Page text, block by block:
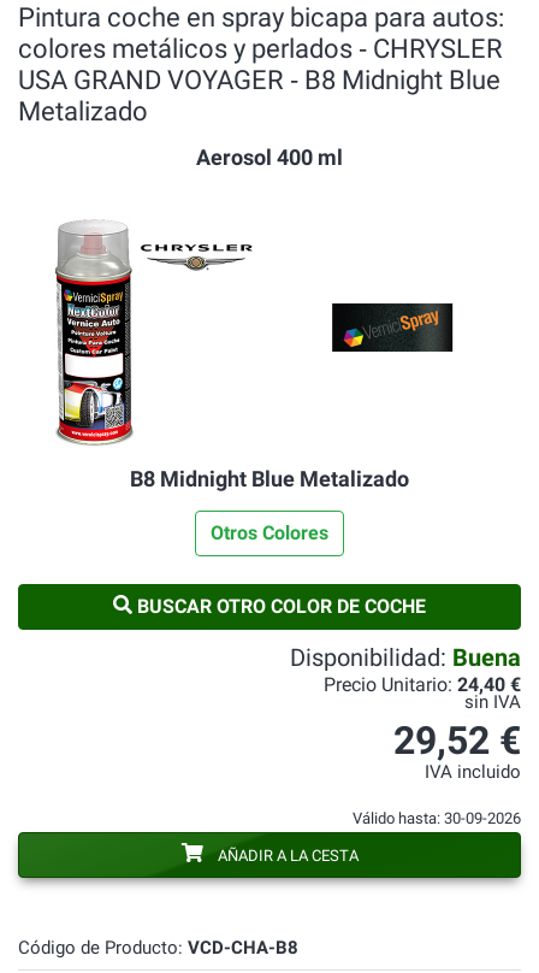
Pintura coche en spray bicapa para autos:
colores metálicos y perlados ‐ CHRYSLER
USA GRAND VOYAGER ‐ B8 Midnight Blue
Metalizado
Aerosol 400 ml
B8 Midnight Blue Metalizado
Otros Colores
BUSCAR OTRO COLOR DE COCHE
Código de Producto: VCD-CHA-B8
Disponibilidad: Buena
Precio Unitario: 24,40 €
sin IVA
29,52 €
IVA incluido
Válido hasta: 30-09-2026
AÑADIR A LA CESTA